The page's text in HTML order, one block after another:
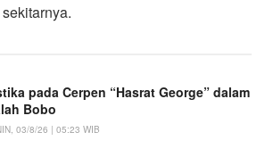
pada Cerpen “Hasrat George” dalam
Bobo
03/8/26 | 05:23 WIB